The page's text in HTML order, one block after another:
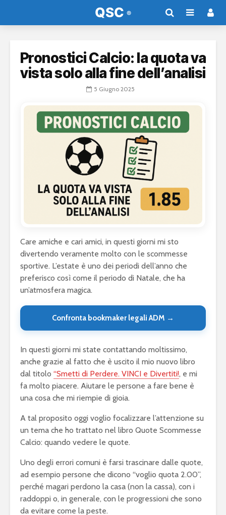
Pronostici Calcio: la quota va
vista solo alla fine dell’analisi
5 Giugno 2025
Care amiche e cari amici, in questi giorni mi sto
divertendo veramente molto con le scommesse
sportive. L’estate è uno dei periodi dell’anno che
preferisco così come il periodo di Natale, che ha
un’atmosfera magica.
Confronta bookmaker legali ADM →
In questi giorni mi state contattando moltissimo,
anche grazie al fatto che è uscito il mio nuovo libro
dal titolo “Smetti di Perdere. VINCI e Divertiti!, e mi
fa molto piacere. Aiutare le persone a fare bene è
una cosa che mi riempie di gioia.
A tal proposito oggi voglio focalizzare l’attenzione su
un tema che ho trattato nel libro Quote Scommesse
Calcio: quando vedere le quote.
Uno degli errori comuni è farsi trascinare dalle quote,
ad esempio persone che dicono “voglio quota 2.00”,
perché magari perdono la casa (non la cassa), con i
raddoppi o, in generale, con le progressioni che sono
da evitare come la peste.